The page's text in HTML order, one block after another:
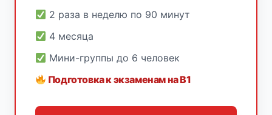
2 раза в неделю по 90 минут
4 месяца
Мини-группы до 6 человек
Подготовка к экзаменам на B1